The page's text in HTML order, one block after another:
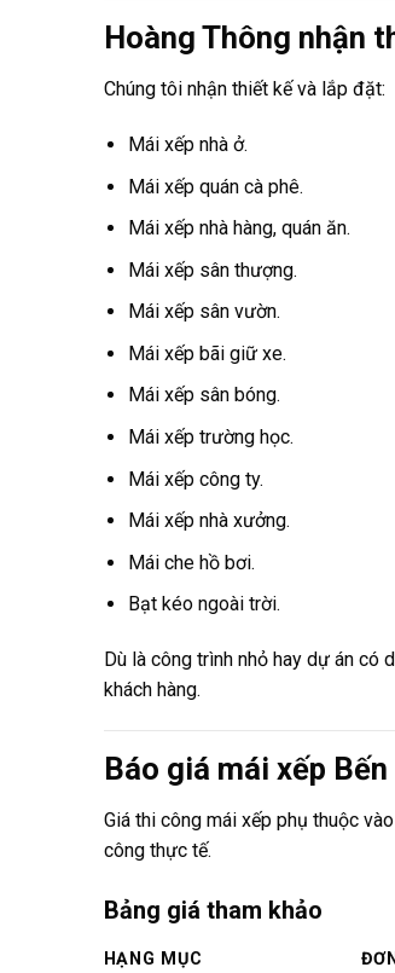
Hoàng Thông nhận
Chúng tôi nhận thiết kế và lắp đặt:
Mái xếp nhà ở.
Mái xếp quán cà phê.
Mái xếp nhà hàng, quán ăn.
Mái xếp sân thượng.
Mái xếp sân vườn.
Mái xếp bãi giữ xe.
Mái xếp sân bóng.
Mái xếp trường học.
Mái xếp công ty.
Mái xếp nhà xưởng.
Mái che hồ bơi.
Bạt kéo ngoài trời.
Dù là công trình nhỏ hay dự án có
khách hàng.
Báo giá mái xếp
Giá thi công mái xếp phụ thuộc
công thực tế.
Bảng giá tham khảo
HẠNG MỤC